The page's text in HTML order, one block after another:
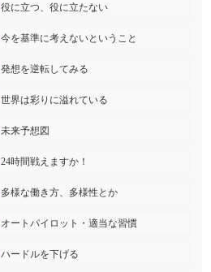
役に立つ、役に立たない
今を基準に考えないということ
発想を逆転してみる
世界は彩りに溢れている
未来予想図
24時間戦えますか！
多様な働き方、多様性とか
オートパイロット・適当な習慣
ハードルを下げる